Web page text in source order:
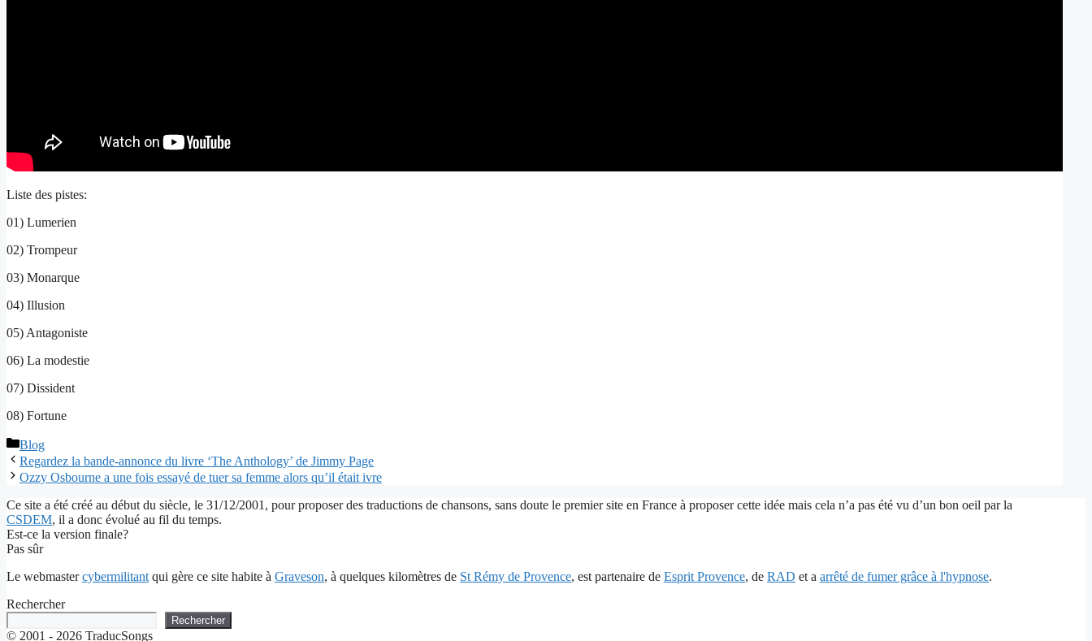
Liste des pistes:
01) Lumerien
02) Trompeur
03) Monarque
04) Illusion
05) Antagoniste
06) La modestie
07) Dissident
08) Fortune
Catégories
Blog
Regardez la bande-annonce du livre ‘The Anthology’ de Jimmy Page
Ozzy Osbourne a une fois essayé de tuer sa femme alors qu’il était ivre
Ce site a été créé au début du siècle, le 31/12/2001, pour proposer des traductions de chansons, sans doute le premier site en France à proposer cette idée mais cela n’a pas été vu d’un bon oeil par la
CSDEM, il a donc évolué au fil du temps.
Est-ce la version finale?
Pas sûr
Le webmastercybermilitantqui gère ce site habite à Graveson, à quelques kilomètres de St Rémy de Provence, est partenaire de Esprit Provence, de RAD et a arrêté de fumer grâce à l'hypnose.
Rechercher
Rechercher
© 2001 - 2026 TraducSongs